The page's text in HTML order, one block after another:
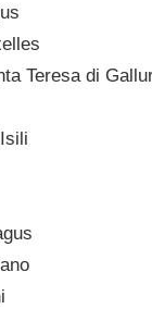
Teresa di